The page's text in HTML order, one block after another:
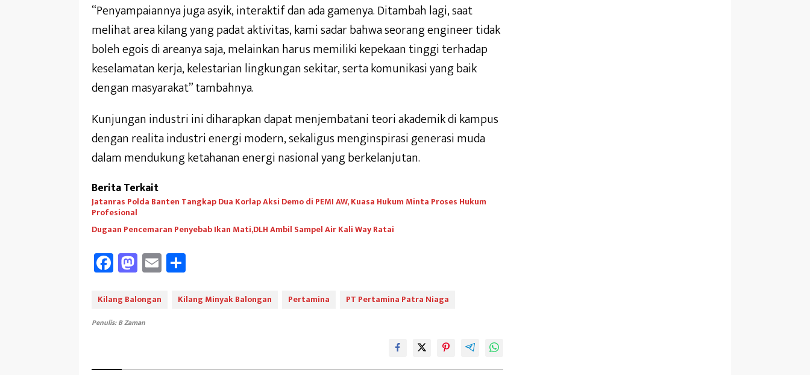
“Penyampaiannya juga asyik, interaktif dan ada gamenya. Ditambah lagi, saat
melihat area kilang yang padat aktivitas, kami sadar bahwa seorang engineer tidak
boleh egois di areanya saja, melainkan harus memiliki kepekaan tinggi terhadap
keselamatan kerja, kelestarian lingkungan sekitar, serta komunikasi yang baik
dengan masyarakat” tambahnya.
Kunjungan industri ini diharapkan dapat menjembatani teori akademik di kampus
dengan realita industri energi modern, sekaligus menginspirasi generasi muda
dalam mendukung ketahanan energi nasional yang berkelanjutan.
Berita Terkait
Jatanras Polda Banten Tangkap Dua Korlap Aksi Demo di PEMI AW, Kuasa Hukum Minta Proses Hukum
Profesional
Dugaan Pencemaran Penyebab Ikan Mati,DLH Ambil Sampel Air Kali Way Ratai
Fa
ce
b
oo
M
as
to
d
E
m
ail e
Kilang Balongan Kilang Minyak Balongan Pertamina PT Pertamina Patra Niaga
Penulis: B Zaman